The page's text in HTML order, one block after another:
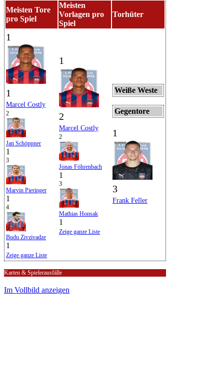
Meisten Tore
pro Spiel
Meisten
Vorlagen pro
Spiel
Torhüter
1
1
Marcel Costly
2
Jan Schöppner
1
3
Marvin Pieringer
1
4
Budu Zivzivadze
1
Zeige ganze Liste
1
2
Marcel Costly
2
Jonas Föhrenbach
1
3
Mathias Honsak
1
Zeige ganze Liste
Weiße Weste
Gegentore
1
3
Frank Feller
Karten & Spielerausfälle
Im Vollbild anzeigen